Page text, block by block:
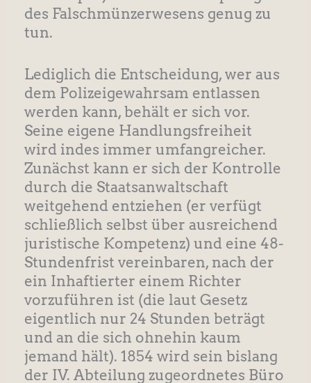
des Falschmünzerwesens genug zu
tun.
Lediglich die Entscheidung, wer aus
dem Polizeigewahrsam entlassen
werden kann, behält er sich vor.
Seine eigene Handlungsfreiheit
wird indes immer umfangreicher.
Zunächst kann er sich der Kontrolle
durch die Staatsanwaltschaft
weitgehend entziehen (er verfügt
schließlich selbst über ausreichend
juristische Kompetenz) und eine 48-
Stundenfrist vereinbaren, nach der
ein Inhaftierter einem Richter
vorzuführen ist (die laut Gesetz
eigentlich nur 24 Stunden beträgt
und an die sich ohnehin kaum
jemand hält). 1854 wird sein bislang
der IV. Abteilung zugeordnetes Büro